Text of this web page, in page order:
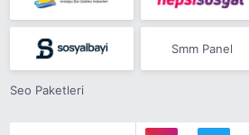
Smm Panel
Seo Paketleri